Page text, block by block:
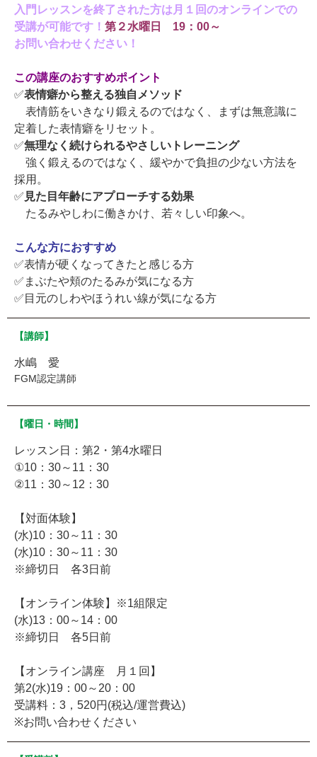
入門レッスンを終了された方は月１回のオンラインでの
受講が可能です！ 第２水曜日 19：00～
お問い合わせください！
この講座のおすすめポイント
✅表情癖から整える独自メソッド
表情筋をいきなり鍛えるのではなく、まずは無意識に
定着した表情癖をリセット。
✅無理なく続けられるやさしいトレーニング
強く鍛えるのではなく、緩やかで負担の少ない方法を
採用。
✅ 見た目年齢にアプローチする効果
たるみやしわに働きかけ、若々しい印象へ。
こんな方におすすめ
✅表情が硬くなってきたと感じる方
✅まぶたや頬のたるみが気になる方
✅目元のしわやほうれい線が気になる方
【講師】
水嶋 愛
FGM認定講師
【曜日・時間】
レッスン日：第2・第4水曜日
①10：30～11：30
②11：30～12：30
【対面体験】
(水)10：30～11：30
(水)10：30～11：30
※締切日 各3日前
【オンライン体験】※1組限定
(水)13：00～14：00
※締切日 各5日前
【オンライン講座 月１回】
第2(水)19：00～20：00
受講料：3，520円(税込/運営費込)
※お問い合わせください